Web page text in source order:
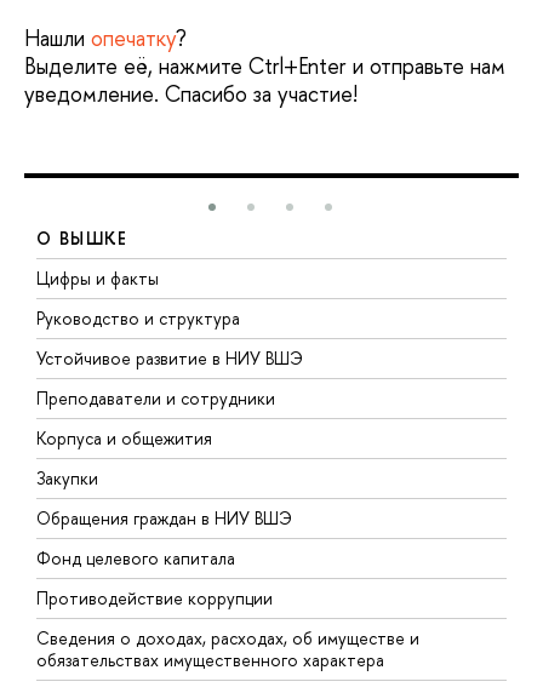
Нашли опечатку?
Выделите её, нажмите Ctrl+Enter и отправьте нам
уведомление. Спасибо за участие!
О ВЫШКЕ
Цифры и факты
Руководство и структура
Устойчивое развитие в НИУ ВШЭ
Преподаватели и сотрудники
Корпуса и общежития
Закупки
Обращения граждан в НИУ ВШЭ
Фонд целевого капитала
Противодействие коррупции
Сведения о доходах, расходах, об имуществе и
обязательствах имущественного характера